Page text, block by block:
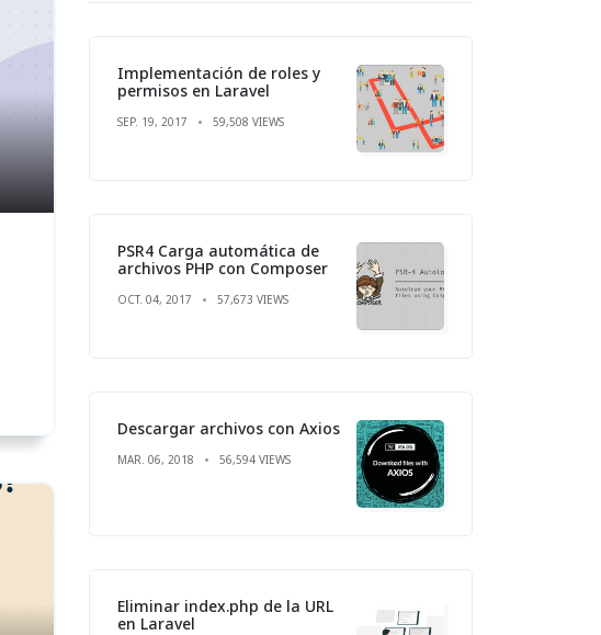
Implementación de roles y
permisos en Laravel
SEP. 19, 2017 59,508 VIEWS
PSR4 Carga automática de
archivos PHP con Composer
OCT. 04, 2017 57,673 VIEWS
Descargar archivos con Axios
MAR. 06, 2018 56,594 VIEWS
Eliminar index.php de la URL
en Laravel